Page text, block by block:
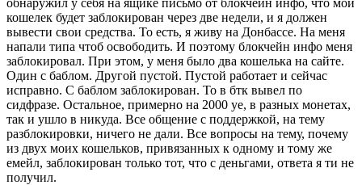
кошелек будет заблокирован через две недели, и я должен
вывести свои средства. То есть, я живу на Донбассе. На меня
напали типа чтоб освободить. И поэтому блокчейн инфо меня
заблокировал. При этом, у меня было два кошелька на сайте.
Один с баблом. Другой пустой. Пустой работает и сейчас
исправно. С баблом заблокирован. То в бтк вывел по
сидфразе. Остальное, примерно на 2000 уе, в разных монетах,
так и ушло в никуда. Все общение с поддержкой, на тему
разблокировки, ничего не дали. Все вопросы на тему, почему
из двух моих кошельков, привязанных к одному и тому же
емейл, заблокирован только тот, что с деньгами, ответа я ти не
получил.